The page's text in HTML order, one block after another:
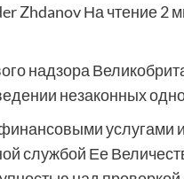
Zhdanov На чтение
надзора
незаконных
услугами
службой Ее